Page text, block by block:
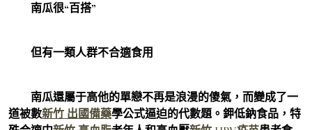
南瓜很“百搭”
但有一類人群不合適食用
南瓜還屬于高他的單戀不再是浪漫的傻氣，而變成了一
道被數新竹 出國備藥學公式逼迫的代數題。鉀低鈉食品，特